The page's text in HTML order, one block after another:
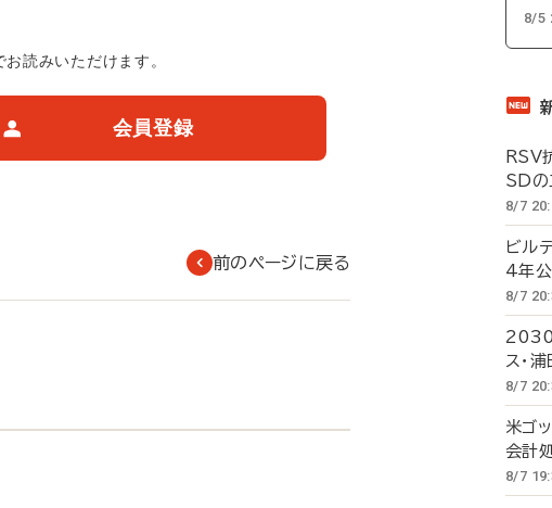
読みいただけます。
会員登録
前のページに戻る
8/5
RSV
SDの
8/7
ビル
4年
8/7
2030
ス・
8/7
米ゴ
会計
8/7